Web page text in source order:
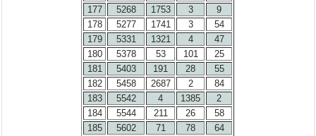
177
5268 1753 3
9
178
5277 1741 3
54
179
5331 1321 4
47
180
5378 53 101
25
181
5403 191 28
55
182
5458 2687 2
84
183
5542 4 1385
2
184
5544 211 26
58
185
5602 71 78
64